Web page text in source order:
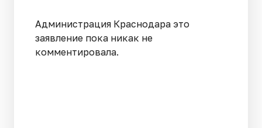
Администрация Краснодара это
заявление пока никак не
комментировала.